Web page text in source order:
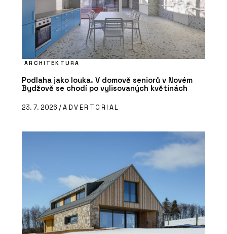
ARCHITEKTURA
Podlaha jako louka. V domově seniorů v Novém
Bydžově se chodí po vylisovaných květinách
23. 7. 2026 /ADVERTORIAL